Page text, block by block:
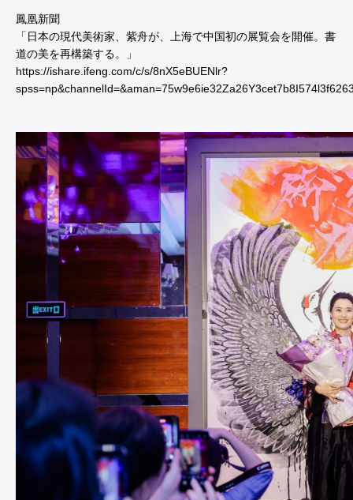
鳳凰新聞
「日本の現代美術家、紫舟が、上海で中国初の展覧会を開催。書
道の美を再構築する。」
https://ishare.ifeng.com/c/s/8nX5eBUENlr?